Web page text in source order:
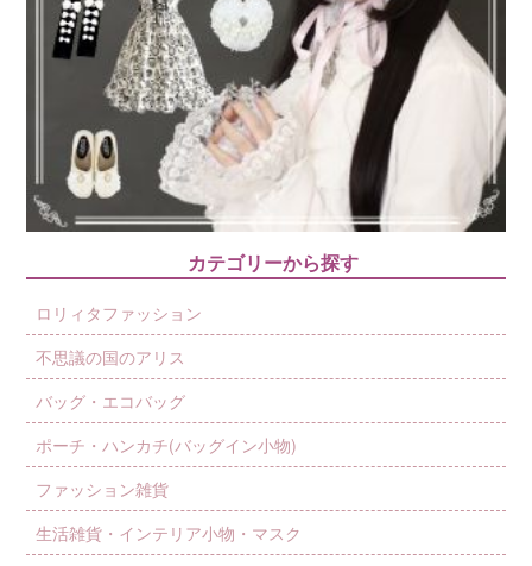
カテゴリーから探す
ロリィタファッション
不思議の国のアリス
バッグ・エコバッグ
ポーチ・ハンカチ(バッグイン小物)
ファッション雑貨
生活雑貨・インテリア小物・マスク